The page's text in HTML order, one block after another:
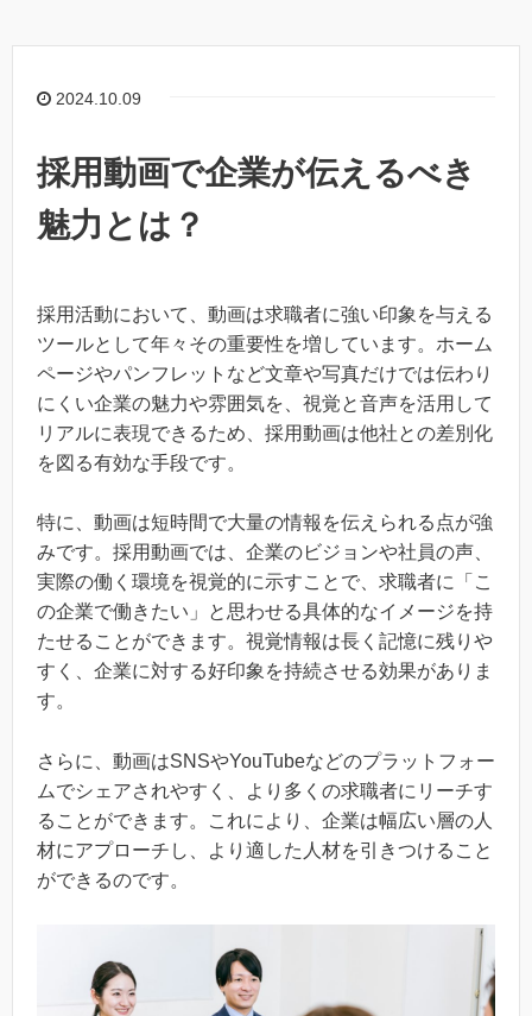
2024.10.09
採用動画で企業が伝えるべき
魅力とは？
採用活動において、動画は求職者に強い印象を与える
ツールとして年々その重要性を増しています。ホーム
ページやパンフレットなど文章や写真だけでは伝わり
にくい企業の魅力や雰囲気を、視覚と音声を活用して
リアルに表現できるため、採用動画は他社との差別化
を図る有効な手段です。
特に、動画は短時間で大量の情報を伝えられる点が強
みです。採用動画では、企業のビジョンや社員の声、
実際の働く環境を視覚的に示すことで、求職者に「こ
の企業で働きたい」と思わせる具体的なイメージを持
たせることができます。視覚情報は長く記憶に残りや
すく、企業に対する好印象を持続させる効果がありま
す。
さらに、動画はSNSやYouTubeなどのプラットフォー
ムでシェアされやすく、より多くの求職者にリーチす
ることができます。これにより、企業は幅広い層の人
材にアプローチし、より適した人材を引きつけること
ができるのです。